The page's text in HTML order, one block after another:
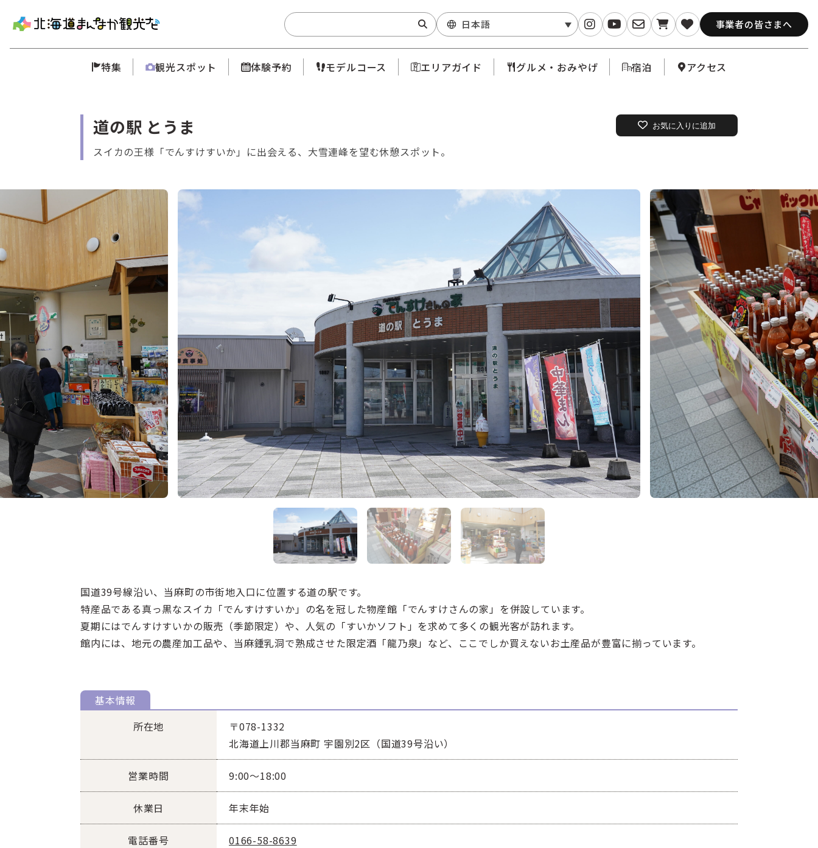
日本語 事業者の皆さまへ
特集 観光スポット 体験予約 モデルコース エリアガイド グルメ・おみやげ 宿泊 アクセス
道の駅 とうま
スイカの王様「でんすけすいか」に出会える、大雪連峰を望む休憩スポット。
お気に入りに追加
国道39号線沿い、当麻町の市街地入口に位置する道の駅です。
特産品である真っ黒なスイカ「でんすけすいか」の名を冠した物産館「でんすけさんの家」を併設しています。
夏期にはでんすけすいかの販売（季節限定）や、人気の「すいかソフト」を求めて多くの観光客が訪れます。
館内には、地元の農産加工品や、当麻鍾乳洞で熟成させた限定酒「龍乃泉」など、ここでしか買えないお土産品が豊富に揃っています。
基本情報
所在地
〒078-1332
北海道上川郡当麻町 宇園別2区（国道39号沿い）
営業時間 9:00～18:00
休業日 年末年始
電話番号 0166-58-8639